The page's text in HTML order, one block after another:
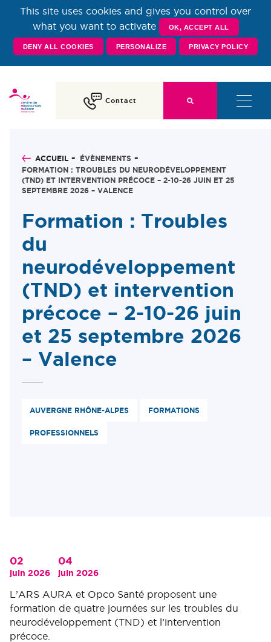
Centre de Ressources
Autisme Rhône-Alpes
Contact
ACCUEIL
ÉVÈNEMENTS
FORMATION : TROUBLES DU NEURODÉVELOPPEMENT
(TND) ET INTERVENTION PRÉCOCE – 2-10-26 JUIN ET 25
SEPTEMBRE 2026 – VALENCE
Formation : Troubles
du
neurodéveloppement
(TND) et intervention
précoce – 2-10-26 juin
et 25 septembre 2026
– Valence
AUVERGNE RHÔNE-ALPES FORMATIONS
PROFESSIONNELS
02
juin 2026
04
juin 2026
L’ARS AURA et Opco Santé proposent une
formation de quatre journées sur les troubles du
neurodéveloppement (TND) et l’intervention
précoce.
This site uses cookies and gives you control over
what you want to activate
OK, ACCEPT ALL
DENY ALL COOKIES PERSONALIZE PRIVACY POLICY